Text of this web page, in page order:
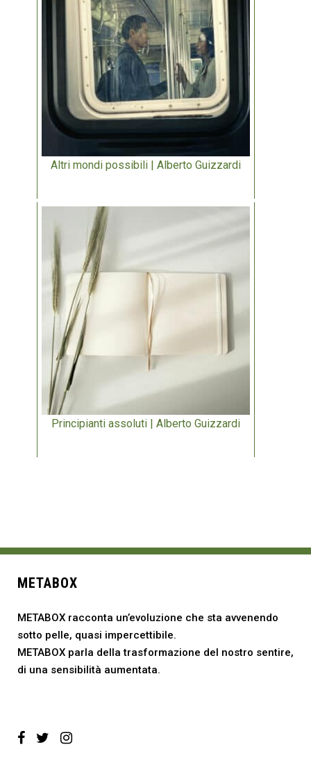
Altri mondi possibili | Alberto Guizzardi
Principianti assoluti | Alberto Guizzardi
METABOX
METABOX racconta un’evoluzione che sta avvenendo
sotto pelle, quasi impercettibile.
METABOX parla della trasformazione del nostro sentire,
di una sensibilità aumentata.